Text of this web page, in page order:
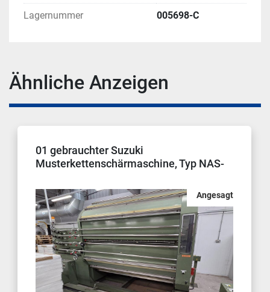
Lagernummer 005698-C
Ähnliche Anzeigen
01 gebrauchter Suzuki
Musterkettenschärmaschine, Typ NAS-
Angesagt